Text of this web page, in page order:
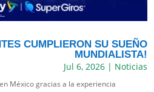
CUMPLIERON SU SUEÑO
MUNDIALISTA!
Jul 6, 2026| Noticias
México gracias a la experiencia